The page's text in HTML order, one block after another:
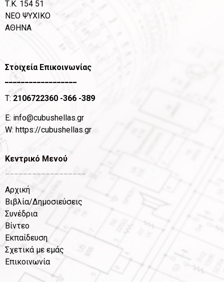
Τ.Κ. 154 51
ΝΕΟ ΨΥΧΙΚΟ
ΑΘΗΝΑ
Στοιχεία Επικοινωνίας
__________________
T:2106722360 -366 -389
Ε: info@cubushellas.gr
W: https://cubushellas.gr
Κεντρικό Μενού
Αρχική
Βιβλία/Δημοσιεύσεις
Συνέδρια
Βίντεο
Εκπαίδευση
Σχετικά με εμάς
Επικοινωνία